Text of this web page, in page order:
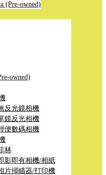
(Pre-owned)
owned)
反光鏡相機
鏡反光相機
便數碼相機
林
影即有相機/相紙
片掃瞄器/打印機